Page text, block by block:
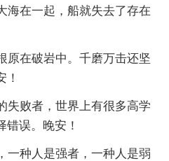
海在一起，船就失去了存在
原在破岩中。千磨万击还坚
！
失败者，世界上有很多高学
误。晚安！
一种人是强者，一种人是弱